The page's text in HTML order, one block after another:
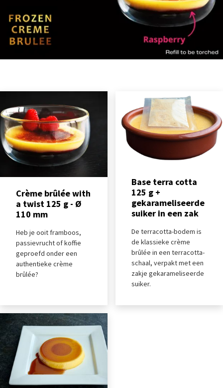
Crème brûlée with
a twist 125 g - Ø
110 mm
Heb je ooit framboos,
passievrucht of koffie
geproefd onder een
authentieke crème
brûlée?
Base terra cotta
125 g +
gekarameliseerde
suiker in een zak
De terracotta-bodem is
de klassieke crème
brûlée in een terracotta-
schaal, verpakt met een
zakje gekarameliseerde
suiker.